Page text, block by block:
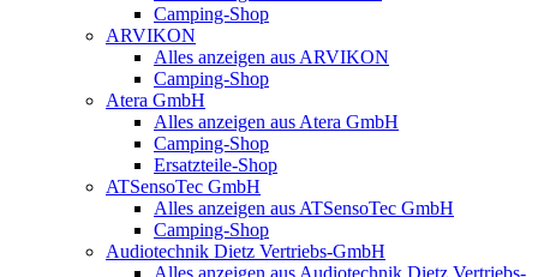
Camping-Shop
ARVIKON
Alles anzeigen aus ARVIKON
Camping-Shop
Atera GmbH
Alles anzeigen aus Atera GmbH
Camping-Shop
Ersatzteile-Shop
ATSensoTec GmbH
Alles anzeigen aus ATSensoTec GmbH
Camping-Shop
Audiotechnik Dietz Vertriebs-GmbH
Alles anzeigen aus Audiotechnik Dietz Vertriebs-